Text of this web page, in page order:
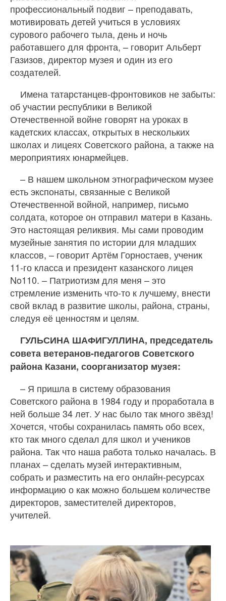
профессиональный подвиг – преподавать,
мотивировать детей учиться в условиях
сурового рабочего тыла, день и ночь
работавшего для фронта, – говорит Альберт
Газизов, директор музея и один из его
создателей.
Имена татарстанцев-фронтовиков не забыты:
об участии республики в Великой
Отечественной войне говорят на уроках в
кадетских классах, открытых в нескольких
школах и лицеях Советского района, а также на
мероприятиях юнармейцев.
– В нашем школьном этнографическом музее
есть экспонаты, связанные с Великой
Отечественной войной, например, письмо
солдата, которое он отправил матери в Казань.
Это настоящая реликвия. Мы сами проводим
музейные занятия по истории для младших
классов, – говорит Артём Горностаев, ученик
11-го класса и президент казанского лицея
No110. – Патриотизм для меня – это
стремление изменить что-то к лучшему, внести
свой вклад в развитие школы, района, страны,
следуя её ценностям и целям.
ГУЛЬСИНА ШАФИГУЛЛИНА, председатель
совета ветеранов-педагогов Советского
района Казани, соорганизатор музея:
– Я пришла в систему образования
Советского района в 1984 году и проработала в
ней больше 34 лет. У нас было так много звёзд!
Хочется, чтобы сохранилась память обо всех,
кто так много сделал для школ и учеников
района. Так что наша работа только началась. В
планах – сделать музей интерактивным,
собрать и разместить на его онлайн-ресурсах
информацию о как можно большем количестве
директоров, заместителей директоров,
учителей.